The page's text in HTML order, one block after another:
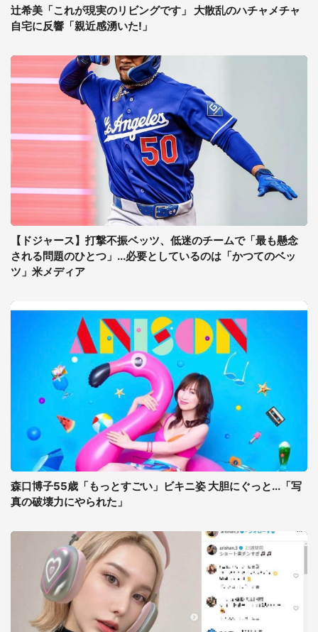
辻希美「これが現実のリビングです」 大散乱のハチャメチャ
自宅に反響「親近感湧いた!」
【ドジャース】打撃不振ベッツ、低迷のチームで「最も懸念
される問題のひとつ」...必要としているのは「かつてのベッ
ツ」米メディア
森口博子55歳「もっとすごい」ビキニ姿 大胆にぐっと...「写
真の破壊力にやられた」